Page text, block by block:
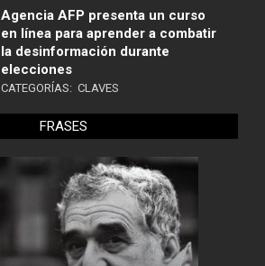
Agencia AFP presenta un curso
en línea para aprender a combatir
la desinformación durante
elecciones
CATEGORÍAS: CLAVES
FRASES